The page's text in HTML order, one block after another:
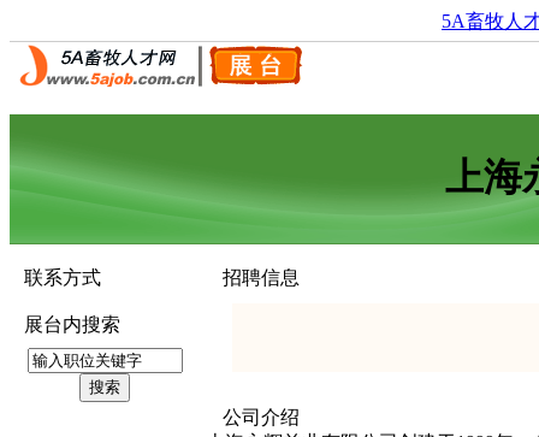
5A畜牧人
上海
联系方式
展台内搜索
招聘信息
公司介绍